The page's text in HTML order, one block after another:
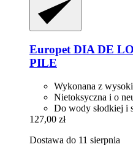
Europet DIA DE
PILE
Wykonana z
Nietoksyczna i o
Do wody słodkiej i
127,00 zł
Dostawa do 11 sierpnia